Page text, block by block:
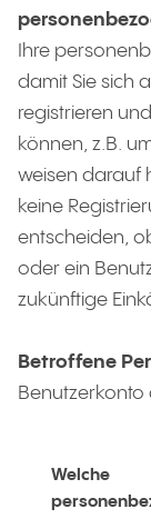
Ihre
damit Sie sich
registrieren
können, z.B.
weisen darauf
keine
entscheiden,
oder ein
zukünftige
Betroffene
Benutzerkonto
Welche